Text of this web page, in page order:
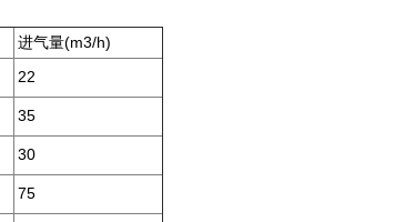
进气量(m3/h)
22
35
30
75